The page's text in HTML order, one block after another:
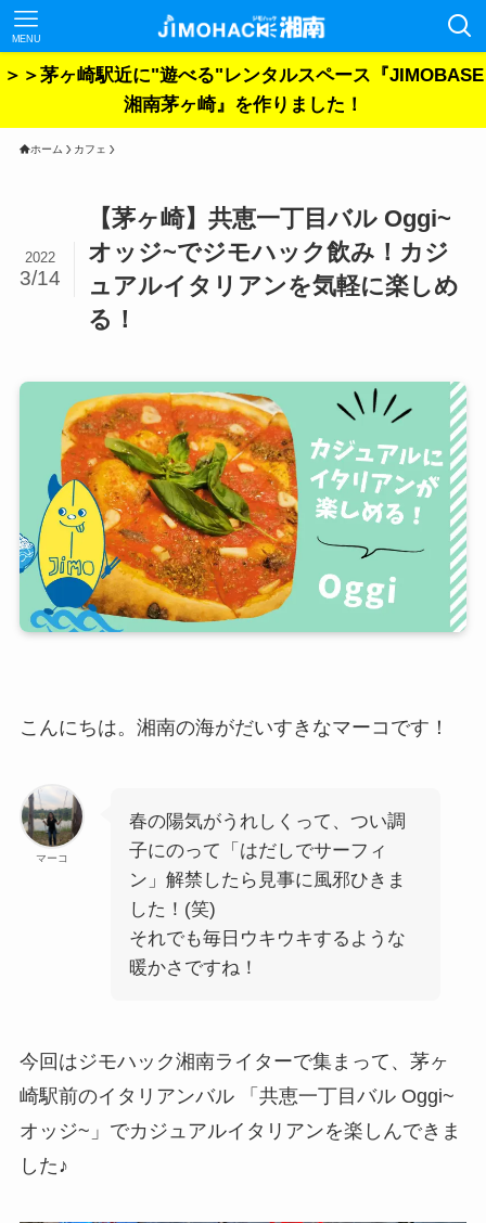
MENU
＞＞茅ヶ崎駅近に"遊べる"レンタルスペース『JIMOBASE
湘南茅ヶ崎』を作りました！
ホーム カフェ
【茅ヶ崎】共恵一丁目バル Oggi~
オッジ~でジモハック飲み！カジ
ュアルイタリアンを気軽に楽しめ
る！
2022
3/14
こんにちは。湘南の海がだいすきなマーコです！
マーコ
春の陽気がうれしくって、つい調
子にのって「はだしでサーフィ
ン」解禁したら見事に風邪ひきま
した！(笑)
それでも毎日ウキウキするような
暖かさですね！
今回はジモハック湘南ライターで集まって、茅ヶ
崎駅前のイタリアンバル 「共恵一丁目バル Oggi~
オッジ~」でカジュアルイタリアンを楽しんできま
した♪